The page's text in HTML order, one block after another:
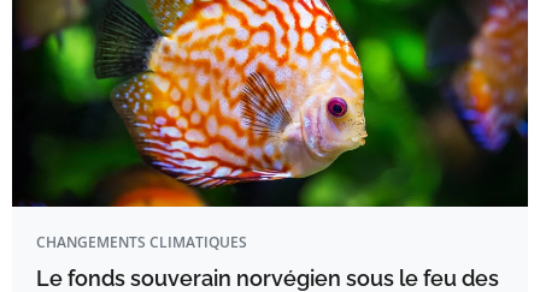
CHANGEMENTS CLIMATIQUES
Le fonds souverain norvégien sous le feu des